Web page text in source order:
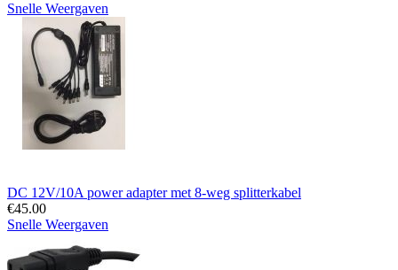
Snelle Weergaven
DC 12V/10A power adapter met 8-weg splitterkabel
€45.00
Snelle Weergaven